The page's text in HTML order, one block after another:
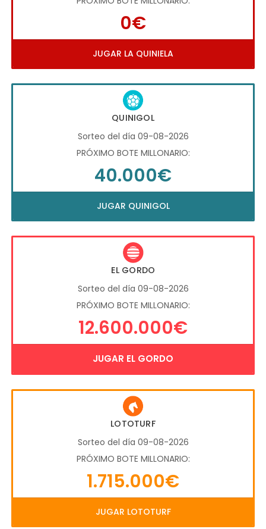
0€
JUGAR LA QUINIELA
QUINIGOL
Sorteo del día 09-08-2026
PRÓXIMO BOTE MILLONARIO:
40.000€
JUGAR QUINIGOL
EL GORDO
Sorteo del día 09-08-2026
PRÓXIMO BOTE MILLONARIO:
12.600.000€
JUGAR EL GORDO
LOTOTURF
Sorteo del día 09-08-2026
PRÓXIMO BOTE MILLONARIO:
1.715.000€
JUGAR LOTOTURF